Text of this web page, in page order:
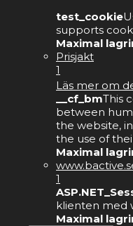
test_cookie
supports
Maximal
Prisjakt
1
Läs mer om
__cf_bmThis
between
the website,
the use of
Maximal
1
klienten med
Maximal